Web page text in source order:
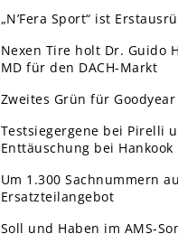
„N’Fera Sport“ ist
Nexen Tire holt Dr. Guido
MD für den DACH-Markt
Zweites Grün für Goodyear
Testsiegergene bei Pirelli
Enttäuschung bei Hankook
Um 1.300 Sachnummern
Ersatzteilangebot
Soll und Haben im AMS-